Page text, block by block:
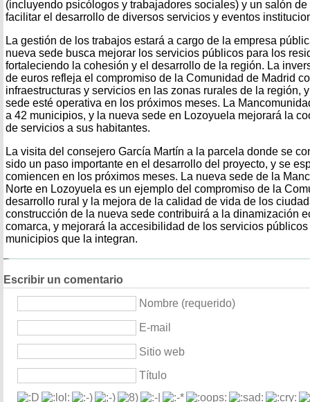
(incluyendo psicólogos y trabajadores sociales) y un salón
facilitar el desarrollo de diversos servicios y eventos
La gestión de los trabajos estará a cargo de la empresa
nueva sede busca mejorar los servicios públicos para los
fortaleciendo la cohesión y el desarrollo de la región. La
de euros refleja el compromiso de la Comunidad de Madrid
infraestructuras y servicios en las zonas rurales de la región,
sede esté operativa en los próximos meses. La
a 42 municipios, y la nueva sede en Lozoyuela mejorará la
de servicios a sus habitantes.
La visita del consejero García Martín a la parcela donde se
sido un paso importante en el desarrollo del proyecto, y se
comiencen en los próximos meses. La nueva sede de la
Norte en Lozoyuela es un ejemplo del compromiso de la
desarrollo rural y la mejora de la calidad de vida de los
construcción de la nueva sede contribuirá a la dinamización
comarca, y mejorará la accesibilidad de los servicios
municipios que la integran.
Escribir un comentario
Nombre (requerido)
E-mail
Sitio web
Título